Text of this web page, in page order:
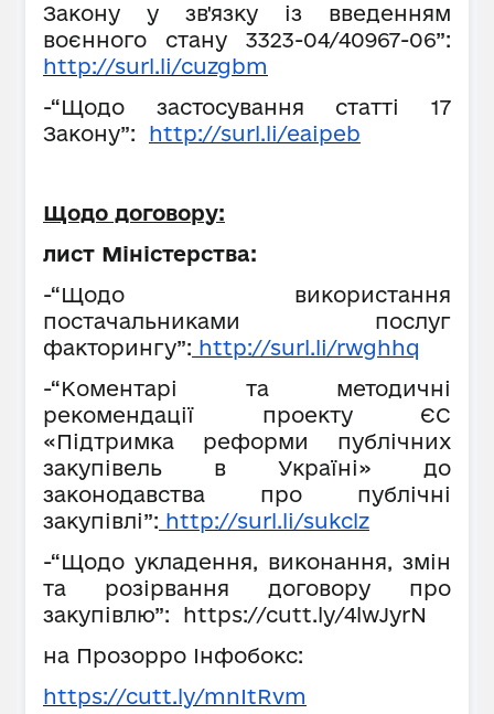
Закону у зв'язку із введенням
воєнного стану 3323-04/40967-06”:
http://surl.li/cuzgbm
-“Щодо застосування статті 17
Закону”: http://surl.li/eaipeb
Щодо договору:
лист Міністерства:
-“Щодо використання
постачальниками послуг
факторингу”: http://surl.li/rwghhq
-“Коментарі та методичні
рекомендації проекту ЄС
«Підтримка реформи публічних
закупівель в Україні» до
законодавства про публічні
закупівлі”: http://surl.li/sukclz
-“Щодо укладення, виконання, змін
та розірвання договору про
закупівлю”: https://cutt.ly/4lwJyrN
на Прозорро Інфобокс:
https://cutt.ly/mnItRvm